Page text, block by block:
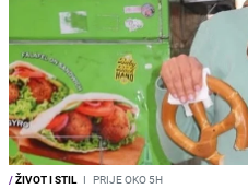
/ŽIVOT I STIL I PRIJE OKO 5H